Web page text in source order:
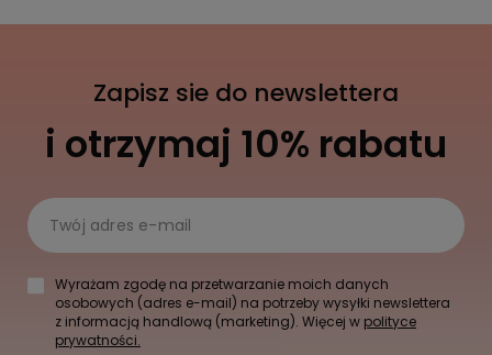
Zapisz sie do newslettera
i otrzymaj 10% rabatu
Twój adres e-mail
Wyrażam zgodę na przetwarzanie moich danych
osobowych (adres e-mail) na potrzeby wysyłki newslettera
z informacją handlową (marketing). Więcej w polityce
prywatności.